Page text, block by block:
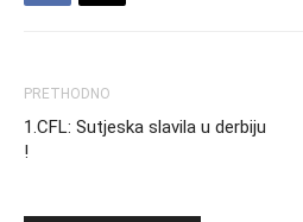
PRETHODNO
1.CFL: Sutjeska slavila u derbiju
!